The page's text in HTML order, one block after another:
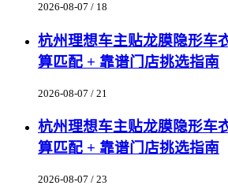
2026-08-07 / 18
杭州理想车主贴龙膜隐形车
算匹配 + 靠谱门店挑选指南
2026-08-07 / 21
杭州理想车主贴龙膜隐形车
算匹配 + 靠谱门店挑选指南
2026-08-07 / 23